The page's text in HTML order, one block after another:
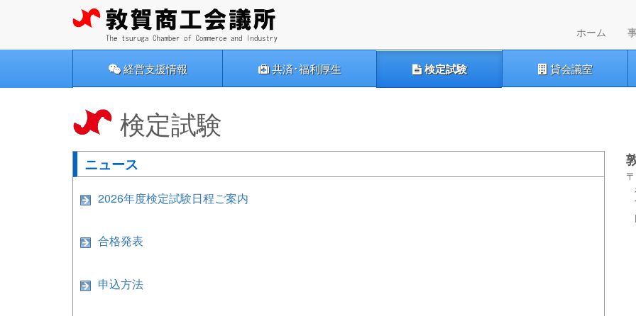
ホーム
経営支援情報 共済･福利厚生 検定試験 貸会議室
検定試験
ニュース
2026年度検定試験日程ご案内
合格発表
申込方法